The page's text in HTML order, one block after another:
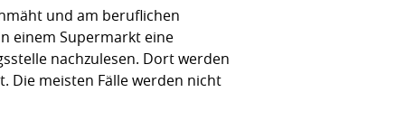
und am beruflichen
einem Supermarkt eine
nachzulesen. Dort werden
Die meisten Fälle werden nicht